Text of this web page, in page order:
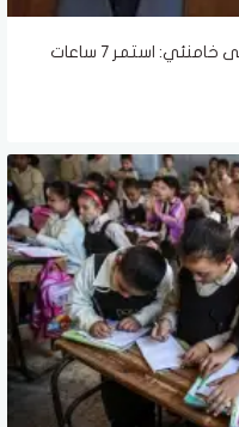
بزشكيان يكشف تفاصيل لقائه مع مجتبى خامنئي: استمر 7 ساعات